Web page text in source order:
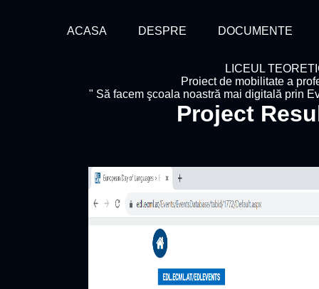
ACASA DESPRE DOCUMENTE
LICEUL
Proiect de mobilitate a
" Să facem şcoala noastră mai digitală prin
Project